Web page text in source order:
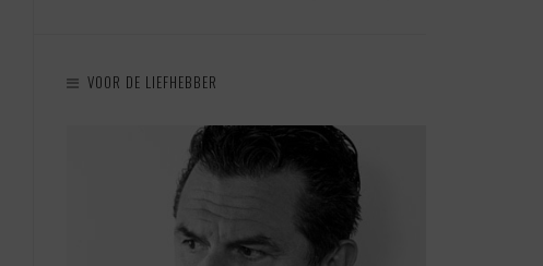
VOOR DE LIEFHEBBER